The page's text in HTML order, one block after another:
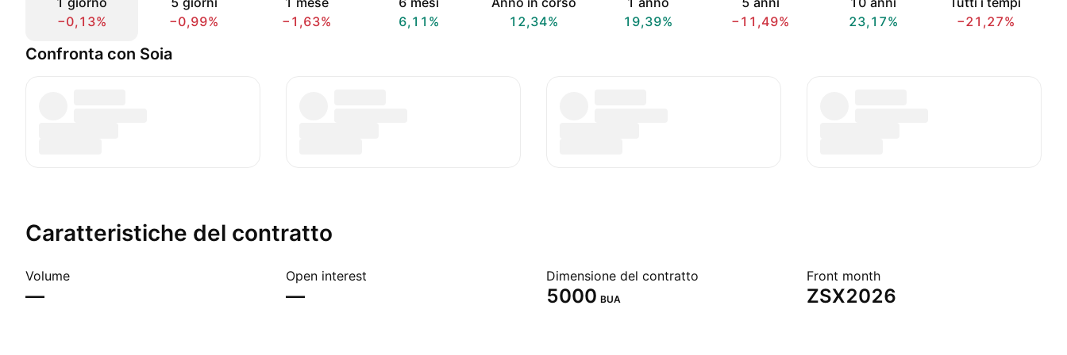
−0,13%
−0,99%
−1,63%
6,11%
12,34%
19,39%
−11,49%
23,17%
−21,27%
Confronta con Soia
Caratteristiche del contratto
Volume
—
Open interest
—
Dimensione del contratto
5000 BUA
Front month
ZSX2026